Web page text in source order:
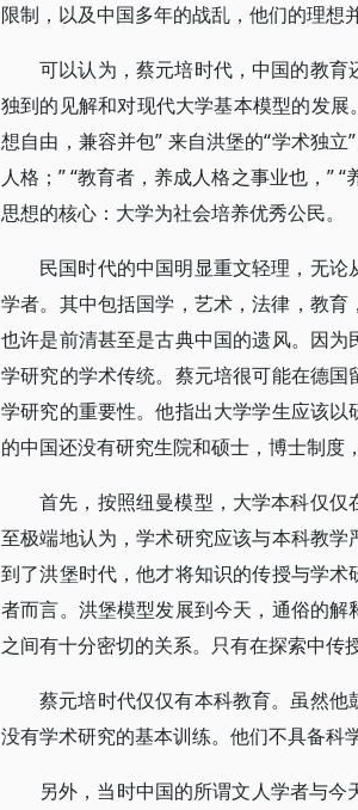
限制，以及中国多年的战乱，他们的理想
可以认为，蔡元培时代，中国的教
独到的见解和对现代大学基本模型的发
想自由，兼容并包” 来自洪堡的“学术独
人格；” “教育者，养成人格之事业也，”
思想的核心：大学为社会培养优秀公民。
民国时代的中国明显重文轻理，无
学者。其中包括国学，艺术，法律，教
也许是前清甚至是古典中国的遗风。因
学研究的学术传统。蔡元培很可能在德
学研究的重要性。他指出大学学生应该
的中国还没有研究生院和硕士，博士制度
首先，按照纽曼模型，大学本科仅
至极端地认为，学术研究应该与本科教
到了洪堡时代，他才将知识的传授与学
者而言。洪堡模型发展到今天，通俗的
之间有十分密切的关系。只有在探索中传
蔡元培时代仅仅有本科教育。虽然
没有学术研究的基本训练。他们不具备科
另外，当时中国的所谓文人学者与